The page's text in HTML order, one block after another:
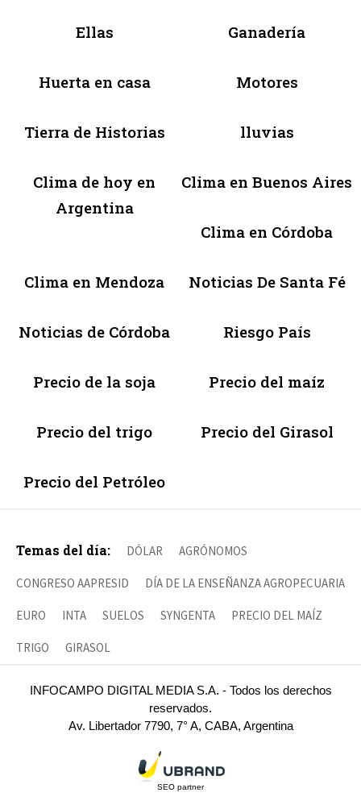
Ellas Ganadería
Huerta en casa Motores
Tierra de Historias lluvias
Clima de hoy en
Argentina
Clima en Buenos Aires
Clima en Córdoba
Clima en Mendoza Noticias De Santa Fé
Noticias de Córdoba Riesgo País
Precio de la soja Precio del maíz
Precio del trigo Precio del Girasol
Precio del Petróleo
Temas del día: DÓLAR AGRÓNOMOS
CONGRESO AAPRESID DÍA DE LA ENSEÑANZA AGROPECUARIA
EURO INTA SUELOS SYNGENTA PRECIO DEL MAÍZ
TRIGO GIRASOL
INFOCAMPO DIGITAL MEDIA S.A. - Todos los derechos
reservados.
Av. Libertador 7790, 7° A, CABA, Argentina
SEO partner